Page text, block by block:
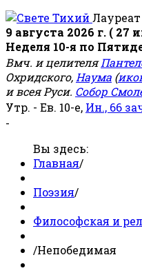
9 августа 2026 г. ( 27
Неделя 10-я по
Вмч. и целителя
Охридского, Наума (
и всея Руси. Собор
Утр. - Ев. 10-е, Ин., 66
-
Вы здесь:
Главная/
Поэзия/
Философская и
/Непобедимая